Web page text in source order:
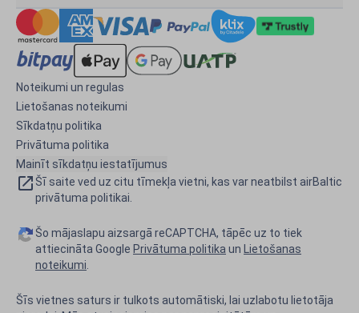
Noteikumi un regulas
Lietošanas noteikumi
Sīkdatņu politika
Privātuma politika
Mainīt sīkdatņu iestatījumus
Šī saite ved uz citu tīmekļa vietni, kas var neatbilst airBaltic
privātuma politikai.
Šo mājaslapu aizsargā reCAPTCHA, tāpēc uz to tiek
attiecināta Google Privātuma politika un
Lietošanas
noteikumi
Šīs vietnes saturs ir tulkots automātiski, lai uzlabotu lietotāja